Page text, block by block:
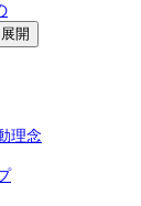
開
理念